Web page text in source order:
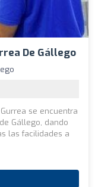
De Gállego
se encuentra
Gállego, dando
las facilidades a